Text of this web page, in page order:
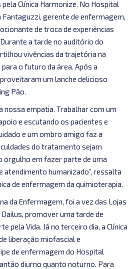
Clínica Harmonize. No Hospital
Fantaguzzi, gerente de enfermagem,
de troca de experiências
a tarde no auditório do
vivências da trajetória na
o futuro da área. Após a
um lanche delicioso
Pão.
nossa empatia. Trabalhar com um
e escutando os pacientes e
e um ombro amigo faz a
do tratamento sejam
orgulho em fazer parte de uma
atendimento humanizado”, ressalta
de enfermagem da quimioterapia.
da Enfermagem, foi a vez das Lojas
Dailus, promover uma tarde de
pela Vida. Já no terceiro dia, a Clínica
liberação miofascial e
de enfermagem do Hospital
diurno quanto noturno. Para